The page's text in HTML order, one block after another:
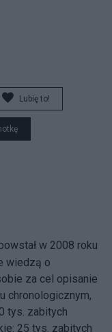
Lubię to!
w 2008 roku
wiedzą o
za cel opisanie
chronologicznym,
tys. zabitych
25 tys. zabitych